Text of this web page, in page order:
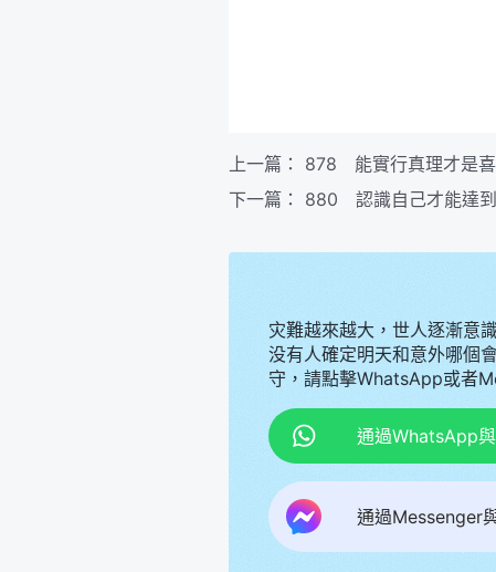
上一篇： 878 能實行真理才是
下一篇： 880 認識自己才能達
灾難越來越大，世人逐漸意
没有人確定明天和意外哪個
守，請點擊WhatsApp或者
通過WhatsApp
通過Messenger